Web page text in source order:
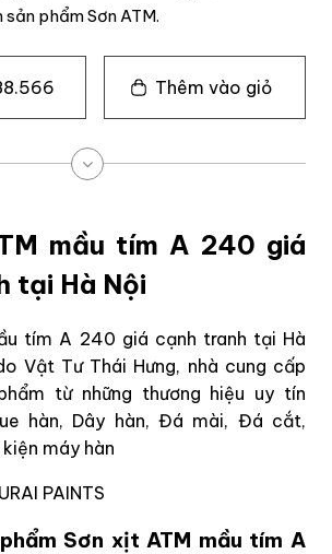
phẩm Sơn ATM.
Thêm vào giỏ
mầu tím A 240 giá
tại Hà Nội
tím A 240 giá cạnh tranh tại Hà
Vật Tư Thái Hưng, nhà cung cấp
từ những thương hiệu uy tín
hàn, Dây hàn, Đá mài, Đá cắt,
máy hàn
PAINTS
Sơn xịt ATM mầu tím A